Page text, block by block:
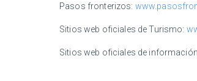
Pasos fronterizos:
Sitios web oficiales de Turismo:
Sitios web oficiales de